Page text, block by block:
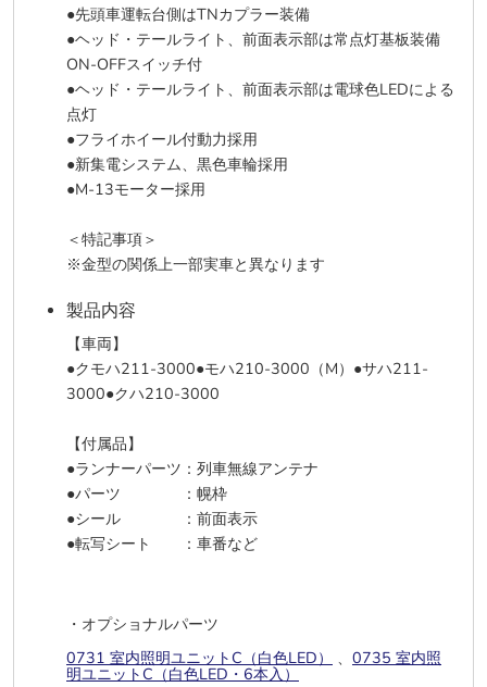
●先頭車運転台側はTNカプラー装備
●ヘッド・テールライト、前面表示部は常点灯基板装備
ON-OFFスイッチ付
●ヘッド・テールライト、前面表示部は電球色LEDによる
点灯
●フライホイール付動力採用
●新集電システム、黒色車輪採用
●M-13モーター採用
＜特記事項＞
※金型の関係上一部実車と異なります
製品内容
【車両】
●クモハ211-3000●モハ210-3000（M）●サハ211-
3000●クハ210-3000
【付属品】
●ランナーパーツ：列車無線アンテナ
●パーツ ：幌枠
●シール ：前面表示
●転写シート ：車番など
・オプショナルパーツ
0731 室内照明ユニットC（白色LED）
、 0735 室内照
明ユニットC（白色LED・6本入）